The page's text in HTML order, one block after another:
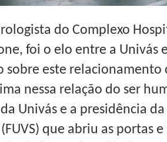
do Complexo
foi o elo entre a Univás
sobre este relacionamento
nessa relação do ser
Univás e a presidência
que abriu as portas